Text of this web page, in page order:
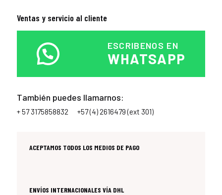
Ventas y servicio al cliente
ESCRIBENOS EN
WHATSAPP
También puedes llamarnos:
+ 57 3175858832 +57 (4) 2616479 (ext 301)
ACEPTAMOS TODOS LOS MEDIOS DE PAGO
ENVÍOS INTERNACIONALES VÍA DHL